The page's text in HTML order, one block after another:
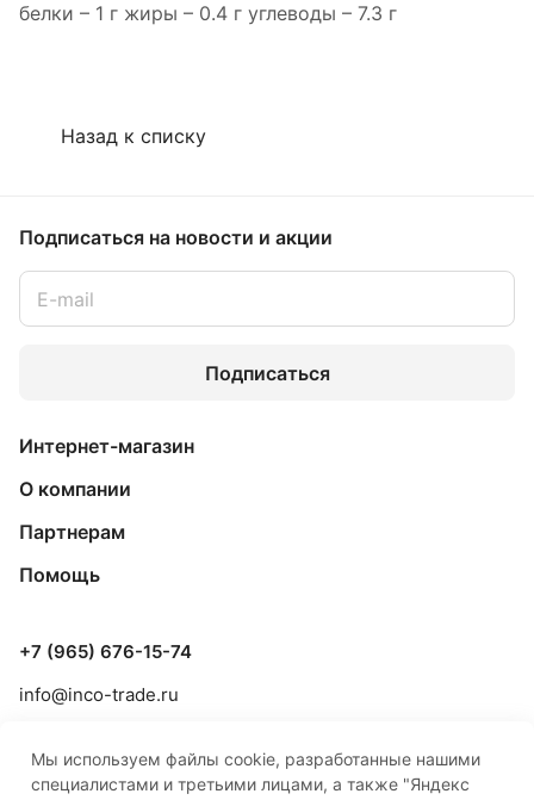
белки – 1 г жиры – 0.4 г углеводы – 7.3 г
Назад к списку
Подписаться на новости и акции
Подписаться
Интернет-магазин
О компании
Партнерам
Помощь
+7 (965) 676-15-74
info@inco-trade.ru
Мы используем файлы cookie, разработанные нашими
специалистами и третьими лицами, а также "Яндекс